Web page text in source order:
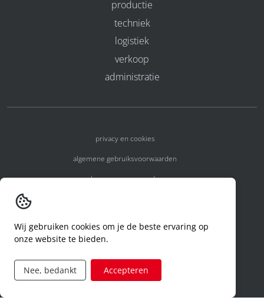
productie
techniek
logistiek
verkoop
administratie
privacy en cookies
algemene gebruiksvoorwaarden
algemene voorwaarden
code of conduct
aanvraag rechten ivm privacy
Wij gebruiken cookies om je de beste ervaring op
onze website te bieden.
Nee, bedankt Accepteren